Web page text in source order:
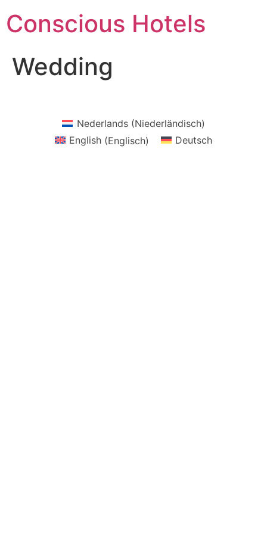
Inhalt
springen
Conscious Hotels
Wedding
Nederlands(Niederländisch)
English (Englisch) Deutsch